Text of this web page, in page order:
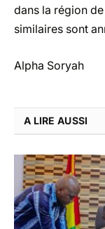
dans la région
similaires sont
Alpha Soryah
A LIRE AUSSI